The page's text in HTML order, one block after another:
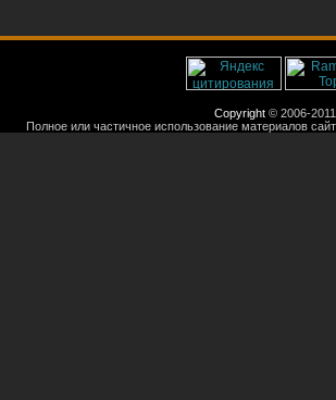
Copyright © 2006-
Полное или частичное использование материалов